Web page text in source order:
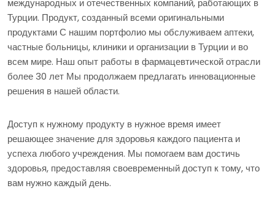
Турции. Продукт, созданный всеми оригинальными
продуктами С нашим портфолио мы обслуживаем аптеки,
частные больницы, клиники и организации в Турции и во
всем мире. Наш опыт работы в фармацевтической отрасли
более 30 лет Мы продолжаем предлагать инновационные
решения в нашей области.
Доступ к нужному продукту в нужное время имеет
решающее значение для здоровья каждого пациента и
успеха любого учреждения. Мы помогаем вам достичь
здоровья, предоставляя своевременный доступ к тому, что
вам нужно каждый день.